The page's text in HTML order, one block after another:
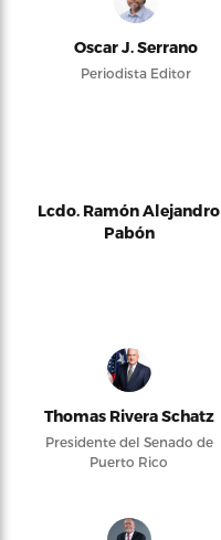
Oscar J. Serrano
Periodista Editor
Lcdo. Ramón Alejandro
Pabón
Thomas Rivera Schatz
Presidente del Senado de
Puerto Rico